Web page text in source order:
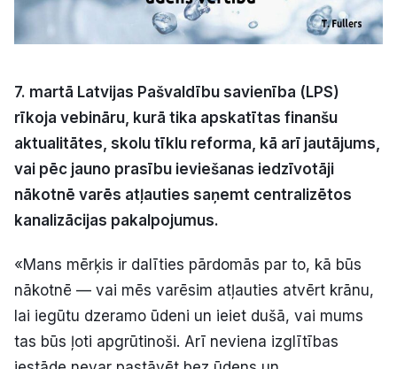
Vieta
Sludinājumi
Pasākumi
Reklāma
Politiskā reklāma
Par mums
Kontakti
7. martā Latvijas Pašvaldību savienība (LPS)
rīkoja vebināru, kurā tika apskatītas finanšu
aktualitātes, skolu tīklu reforma, kā arī jautājums,
vai pēc jauno prasību ieviešanas iedzīvotāji
nākotnē varēs atļauties saņemt centralizētos
kanalizācijas pakalpojumus.
«Mans mērķis ir dalīties pārdomās par to, kā būs
nākotnē — vai mēs varēsim atļauties atvērt krānu,
lai iegūtu dzeramo ūdeni un ieiet dušā, vai mums
tas būs ļoti apgrūtinoši. Arī neviena izglītības